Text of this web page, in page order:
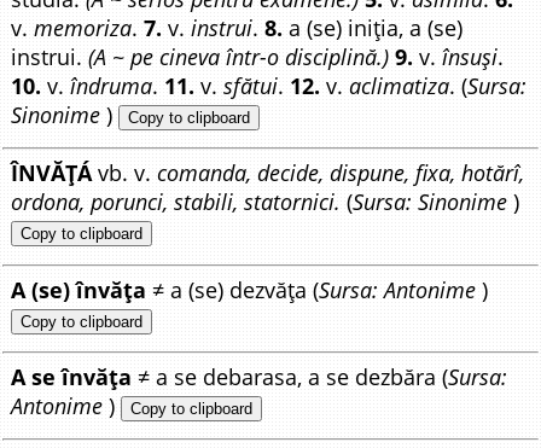
v.memoriza.7. v.instrui.8. a (se) iniția, a (se)
instrui.(A ~ pe cineva într-o disciplină.) 9. v.însuși.
10. v.îndruma. 11. v.sfătui. 12. v.aclimatiza. (Sursa:
Sinonime ) Copy to clipboard
ÎNVĂȚÁvb. v.comanda, decide, dispune, fixa, hotărî,
ordona, porunci, stabili, statornici. (Sursa: Sinonime )
Copy to clipboard
A (se) învăța ≠ a (se) dezvăța (Sursa: Antonime )
Copy to clipboard
A se învăța ≠ a se debarasa, a se dezbăra (Sursa:
Antonime ) Copy to clipboard